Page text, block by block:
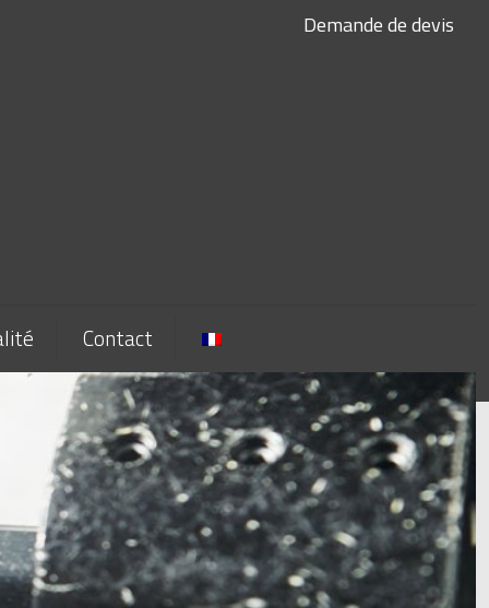
Demande de devis
Contact